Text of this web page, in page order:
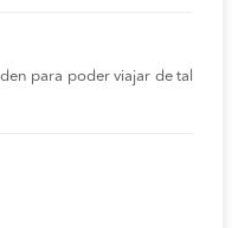
para poder viajar de tal